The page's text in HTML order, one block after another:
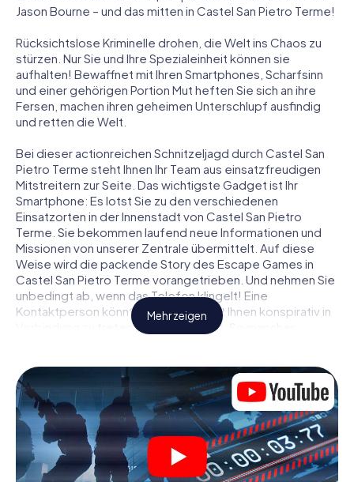
Jason Bourne – und das mitten in Castel San Pietro Terme!
Rücksichtslose Kriminelle drohen, die Welt ins Chaos zu
stürzen. Nur Sie und Ihre Spezialeinheit können sie
aufhalten! Bewaffnet mit Ihren Smartphones, Scharfsinn
und einer gehörigen Portion Mut heften Sie sich an ihre
Fersen, machen ihren geheimen Unterschlupf ausfindig
und retten die Welt.
Bei dieser actionreichen Schnitzeljagd durch Castel San
Pietro Terme steht Ihnen Ihr Team aus einsatzfreudigen
Mitstreitern zur Seite. Das wichtigste Gadget ist Ihr
Smartphone: Es lotst Sie zu den verschiedenen
Einsatzorten in der Innenstadt von Castel San Pietro
Terme. Sie bekommen laufend neue Informationen und
Missionen von unserer Zentrale übermittelt. Auf diese
Weise wird die packende Story des Escape Games in
Castel San Pietro Terme vorangetrieben. Und nehmen Sie
unbedingt ab, wenn das Telefon klingelt! Eine
Kontaktperson könnte versuchen, mit Ihnen konspirativ in
Verbindung zu treten … Doch Vorsicht: So mancher
Seien Sie auf der Hut, ziehen Sie die richtigen Schlüsse
und vor allem: Vertrauen Sie niemandem!
Anders als in einem klassischen Escape Room in Castel
San Pietro Terme sind Sie also nicht in ein Zimmer
eingesperrt, aus dem Sie sich in einem vorgegebenen
Zeitfenster befreien müssen. Diese Smartphone
Mehr zeigen